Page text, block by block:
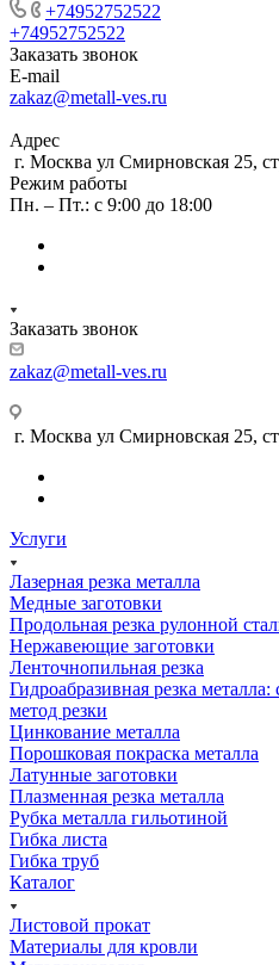
+74952752522
+74952752522
Заказать звонок
E-mail
zakaz@metall-ves.ru
Адрес
г. Москва ул Смирновская 25,
Режим работы
Пн. – Пт.: с 9:00 до 18:00
Заказать звонок
zakaz@metall-ves.ru
г. Москва ул Смирновская 25,
Услуги
Лазерная резка металла
Медные заготовки
Продольная резка рулонной
Нержавеющие заготовки
Ленточнопильная резка
Гидроабразивная резка
метод резки
Цинкование металла
Порошковая покраска металла
Латунные заготовки
Плазменная резка металла
Рубка металла гильотиной
Гибка листа
Гибка труб
Каталог
Листовой прокат
Материалы для кровли